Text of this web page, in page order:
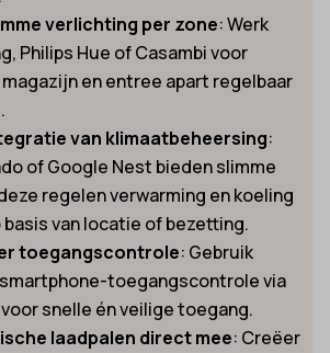
verlichting per zone: Werk
Philips Hue of Casambi voor
en entree apart regelbaar
van klimaatbeheersing:
of Google Nest bieden slimme
regelen verwarming en koeling
van locatie of bezetting.
toegangscontrole: Gebruik
toegangscontrole via
snelle én veilige toegang.
laadpalen direct mee: Creëer